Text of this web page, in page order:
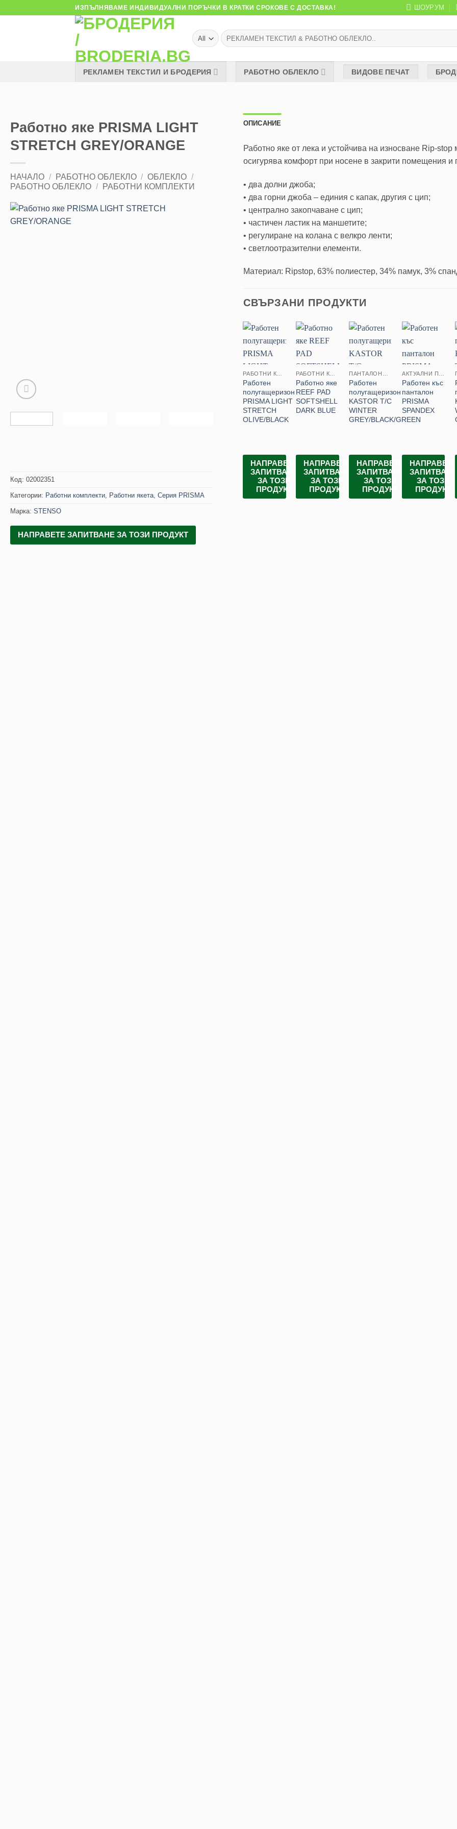
ИЗПЪЛНЯВАМЕ ИНДИВИДУАЛНИ ПОРЪЧКИ В КРАТКИ СРОКОВЕ С ДОСТАВКА! ШОУРУМ
Търсене
за:
РЕКЛАМЕН ТЕКСТИЛ И БРОДЕРИЯ РАБОТНО ОБЛЕКЛО ВИДОВЕ ПЕЧАТ
Работно яке PRISMA LIGHT
STRETCH GREY/ORANGE
НАЧАЛО / РАБОТНО ОБЛЕКЛО / ОБЛЕКЛО /
РАБОТНО ОБЛЕКЛО / РАБОТНИ КОМПЛЕКТИ
Код: 02002351
Категории: Работни комплекти Работни якета Серия PRISMA
Марка: STENSO
НАПРАВЕТЕ ЗАПИТВАНЕ ЗА ТОЗИ ПРОДУКТ
ОПИСАНИЕ
Работно яке от лека и устойчива на износване Rip-stop
осигурява комфорт при носене в закрити помещения и
• два долни джоба;
• два горни джоба – единия с капак, другия с цип;
• централно закопчаване с цип;
• частичен ластик на маншетите;
• регулиране на колана с велкро ленти;
• светлоотразителни елементи.
Материал: Ripstop, 63% полиестер, 34% памук, 3%
СВЪРЗАНИ ПРОДУКТИ
Работен
полугащеризон
PRISMA LIGHT
STRETCH
OLIVE/BLACK
НАПРАВЕТЕ
ЗАПИТВАНЕ
ЗА ТОЗИ
ПРОДУКТ
Работно яке
REEF PAD
SOFTSHELL
DARK BLUE
НАПРАВЕТЕ
ЗАПИТВАНЕ
ЗА ТОЗИ
ПРОДУКТ
Работен
полугащеризон
KASTOR T/C
WINTER
GREY/BLACK/GREEN
НАПРАВЕТЕ
ЗАПИТВАНЕ
ЗА ТОЗИ
ПРОДУКТ
Работен къс
панталон
PRISMA
SPANDEX
НАПРАВЕТЕ
ЗАПИТВАНЕ
ЗА ТОЗИ
ПРОДУКТ